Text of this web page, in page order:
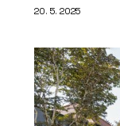
20. 5. 2025